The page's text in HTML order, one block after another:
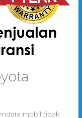
mobil tidak